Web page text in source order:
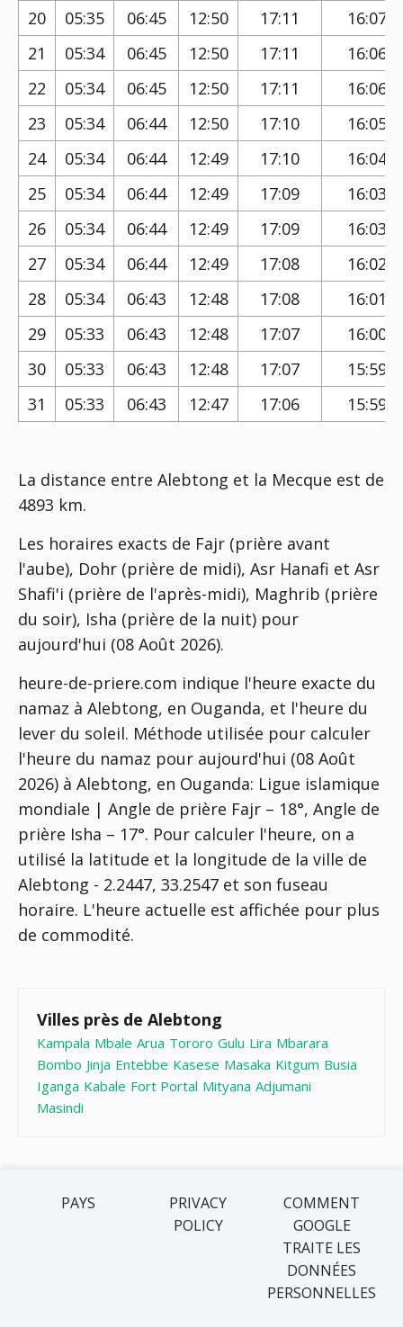
20
05:35 06:45 12:50 17:11
16:07
21
05:34 06:45 12:50 17:11
16:06
22
05:34 06:45 12:50 17:11
16:06
23
05:34 06:44 12:50 17:10
16:05
24
05:34 06:44 12:49 17:10
16:04
25
05:34 06:44 12:49 17:09
16:03
26
05:34 06:44 12:49 17:09
16:03
27
05:34 06:44 12:49 17:08
16:02
28
05:34 06:43 12:48 17:08
16:01
29
05:33 06:43 12:48 17:07
16:00
30
05:33 06:43 12:48 17:07
15:59
31
05:33 06:43 12:47 17:06 15:59
La distance entre Alebtong et la Mecque est de
4893 km.
Les horaires exacts de Fajr (prière avant
l'aube), Dohr (prière de midi), Asr Hanafi et Asr
Shafi'i (prière de l'après-midi), Maghrib (prière
du soir), Isha (prière de la nuit) pour
aujourd'hui (08 Août 2026).
heure-de-priere.com indique l'heure exacte du
namaz à Alebtong, en Ouganda, et l'heure du
lever du soleil. Méthode utilisée pour calculer
l'heure du namaz pour aujourd'hui (08 Août
2026) à Alebtong, en Ouganda: Ligue islamique
mondiale | Angle de prière Fajr – 18°, Angle de
prière Isha – 17°. Pour calculer l'heure, on a
utilisé la latitude et la longitude de la ville de
Alebtong - 2.2447, 33.2547 et son fuseau
horaire. L'heure actuelle est affichée pour plus
de commodité.
Villes près de Alebtong
Kampala Mbale Arua Tororo Gulu Lira Mbarara
Bombo Jinja Entebbe Kasese Masaka Kitgum Busia
Iganga Kabale Fort Portal Mityana Adjumani
Masindi
PAYS
PRIVACY
POLICY
COMMENT
GOOGLE
TRAITE LES
DONNÉES
PERSONNELLES